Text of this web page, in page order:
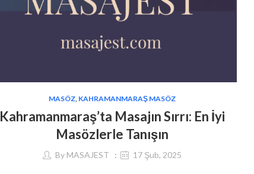
MASÖZ, KAHRAMANMARAŞ MASÖZ
Kahramanmaraş’ta Masajın Sırrı: En İyi
Masözlerle Tanışın
By MASAJEST 17 Şub, 2025